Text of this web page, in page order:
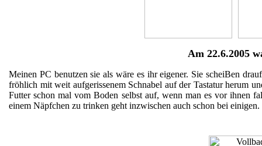
Am 22.6.2005
Meinen PC benutzen sie als wäre es ihr eigener. Sie scheiBen
fröhlich mit weit aufgerissenem Schnabel auf der Tastatur herum
Futter schon mal vom Boden selbst auf, wenn man es vor ihnen
einem Näpfchen zu trinken geht inzwischen auch schon bei einigen.